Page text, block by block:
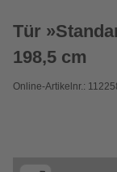
Tür
198,5 cm
Online-Artikelnr.: